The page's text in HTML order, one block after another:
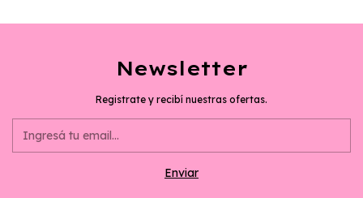
Newsletter
Registrate y recibí nuestras ofertas.